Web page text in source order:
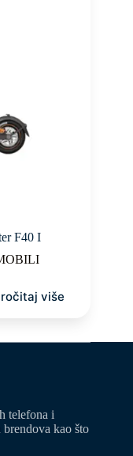
F40 I
više
telefona i
kao što